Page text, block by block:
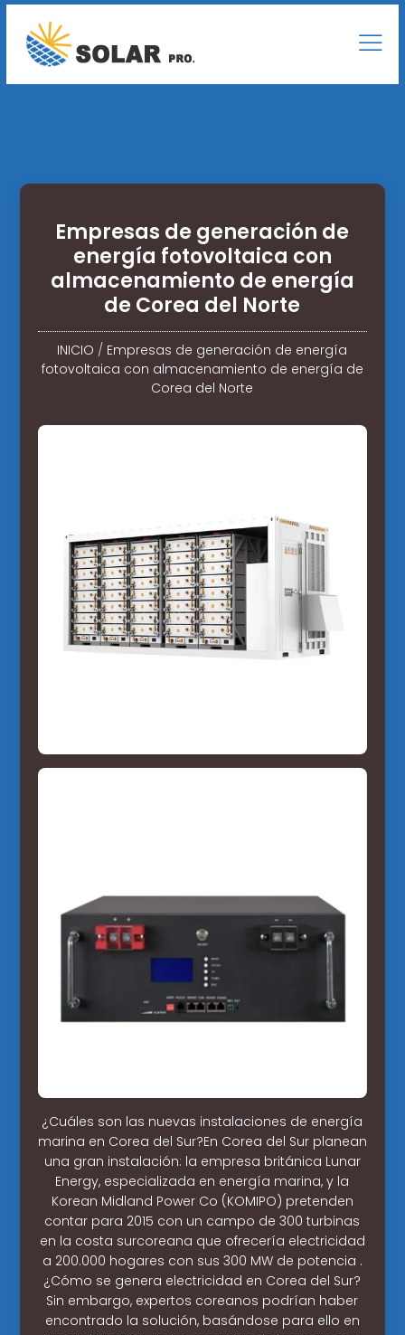
Empresas de generación de
energía fotovoltaica con
almacenamiento de energía
de Corea del Norte
INICIO / Empresas de generación de energía
fotovoltaica con almacenamiento de energía de
Corea del Norte
¿Cuáles son las nuevas instalaciones de energía
marina en Corea del Sur?En Corea del Sur planean
una gran instalación: la empresa británica Lunar
Energy, especializada en energía marina, y la
Korean Midland Power Co (KOMIPO) pretenden
contar para 2015 con un campo de 300 turbinas
en la costa surcoreana que ofrecería electricidad
a 200.000 hogares con sus 300 MW de potencia .
¿Cómo se genera electricidad en Corea del Sur?
Sin embargo, expertos coreanos podrían haber
encontrado la solución, basándose para ello en